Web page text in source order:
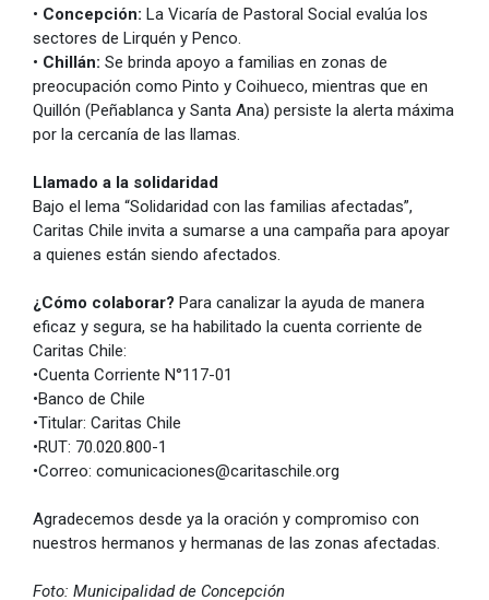
• Concepción: La Vicaría de Pastoral Social evalúa los
sectores de Lirquén y Penco.
• Chillán: Se brinda apoyo a familias en zonas de
preocupación como Pinto y Coihueco, mientras que en
Quillón (Peñablanca y Santa Ana) persiste la alerta máxima
por la cercanía de las llamas.
Llamado a la solidaridad
Bajo el lema “Solidaridad con las familias afectadas”,
Caritas Chile invita a sumarse a una campaña para apoyar
a quienes están siendo afectados.
¿Cómo colaborar? Para canalizar la ayuda de manera
eficaz y segura, se ha habilitado la cuenta corriente de
Caritas Chile:
•Cuenta Corriente N°117-01
•Banco de Chile
•Titular: Caritas Chile
•RUT: 70.020.800-1
•Correo: comunicaciones@caritaschile.org
Agradecemos desde ya la oración y compromiso con
nuestros hermanos y hermanas de las zonas afectadas.
Foto: Municipalidad de Concepción